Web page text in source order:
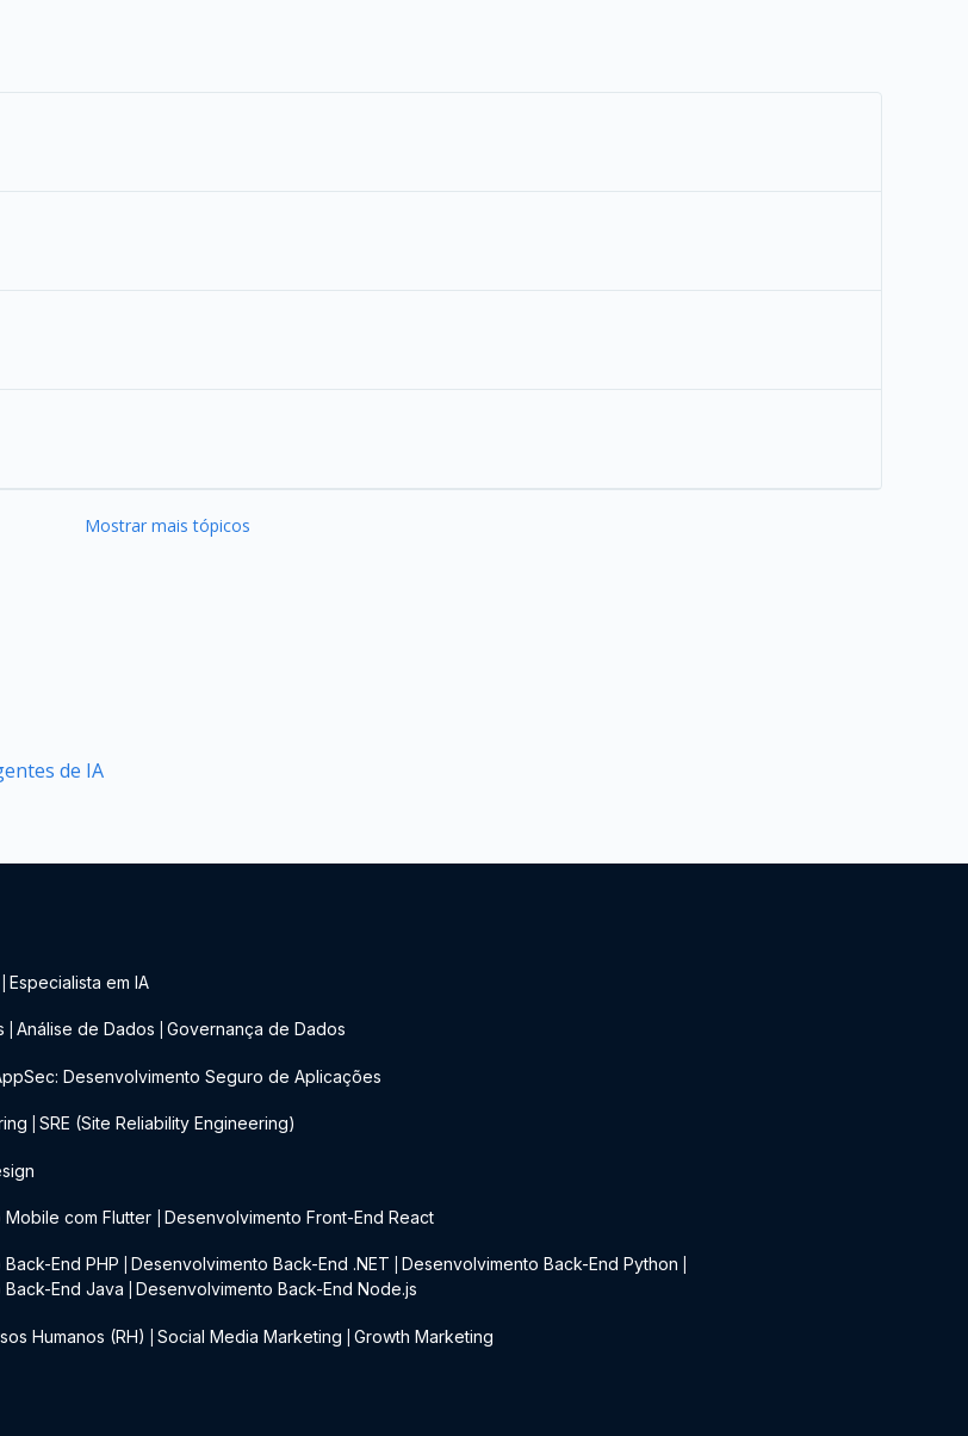
Mostrar mais tópicos
de IA
Especialista em IA
Análise de Dados Governança de Dados
Desenvolvimento Seguro de Aplicações
SRE (Site Reliability Engineering)
com Flutter Desenvolvimento Front-End React
End PHP Desenvolvimento Back-End .NET Desenvolvimento Back-End Python
End Java Desenvolvimento Back-End Node.js
Humanos (RH) Social Media Marketing Growth Marketing